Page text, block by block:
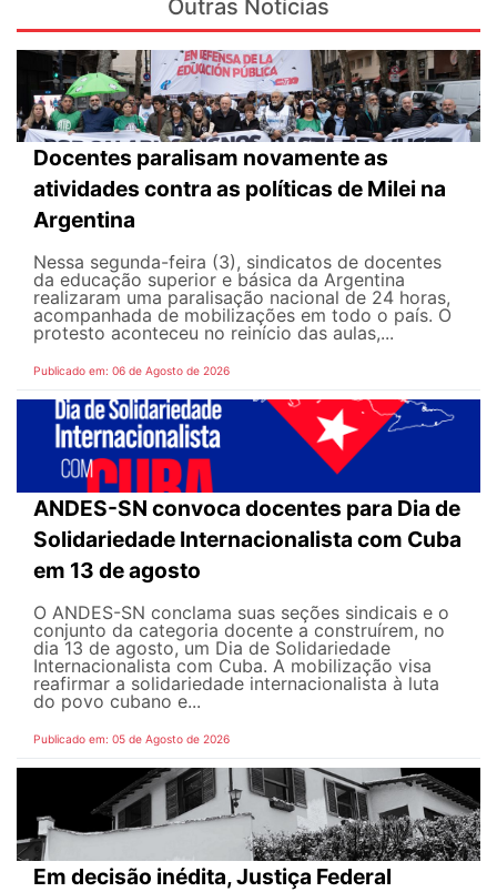
Outras Notícias
Docentes paralisam novamente as
atividades contra as políticas de Milei na
Argentina
Nessa segunda-feira (3), sindicatos de docentes
da educação superior e básica da Argentina
realizaram uma paralisação nacional de 24 horas,
acompanhada de mobilizações em todo o país. O
protesto aconteceu no reinício das aulas,...
Publicado em: 06 de Agosto de 2026
ANDES-SN convoca docentes para Dia de
Solidariedade Internacionalista com Cuba
em 13 de agosto
O ANDES-SN conclama suas seções sindicais e o
conjunto da categoria docente a construírem, no
dia 13 de agosto, um Dia de Solidariedade
Internacionalista com Cuba. A mobilização visa
reafirmar a solidariedade internacionalista à luta
do povo cubano e...
Publicado em: 05 de Agosto de 2026
Em decisão inédita, Justiça Federal